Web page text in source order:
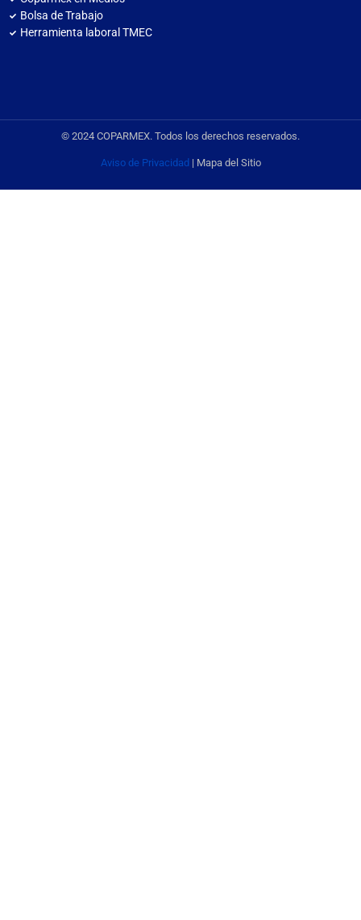
Bolsa de Trabajo
Herramienta laboral TMEC
© 2024 COPARMEX. Todos los derechos reservados.
Aviso de Privacidad | Mapa del Sitio